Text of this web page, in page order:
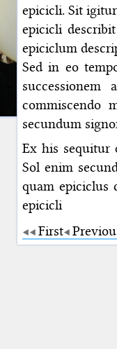
epicicli. Sit
epicicli
epiciclum
Sed in eo
commiscendo
secundum
Ex his sequitur
Sol enim
quam epiciclus
epicicli
First